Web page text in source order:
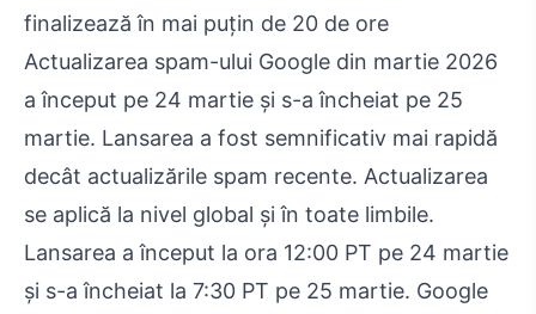
finalizează în mai puțin de 20 de ore
Actualizarea spam-ului Google din martie 2026
a început pe 24 martie și s-a încheiat pe 25
martie. Lansarea a fost semnificativ mai rapidă
decât actualizările spam recente. Actualizarea
se aplică la nivel global și în toate limbile.
Lansarea a început la ora 12:00 PT pe 24 martie
și s-a încheiat la 7:30 PT pe 25 martie. Google